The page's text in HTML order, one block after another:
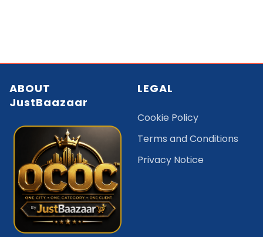
ABOUT
JustBaazaar
LEGAL
Cookie Policy
Terms and Conditions
Privacy Notice